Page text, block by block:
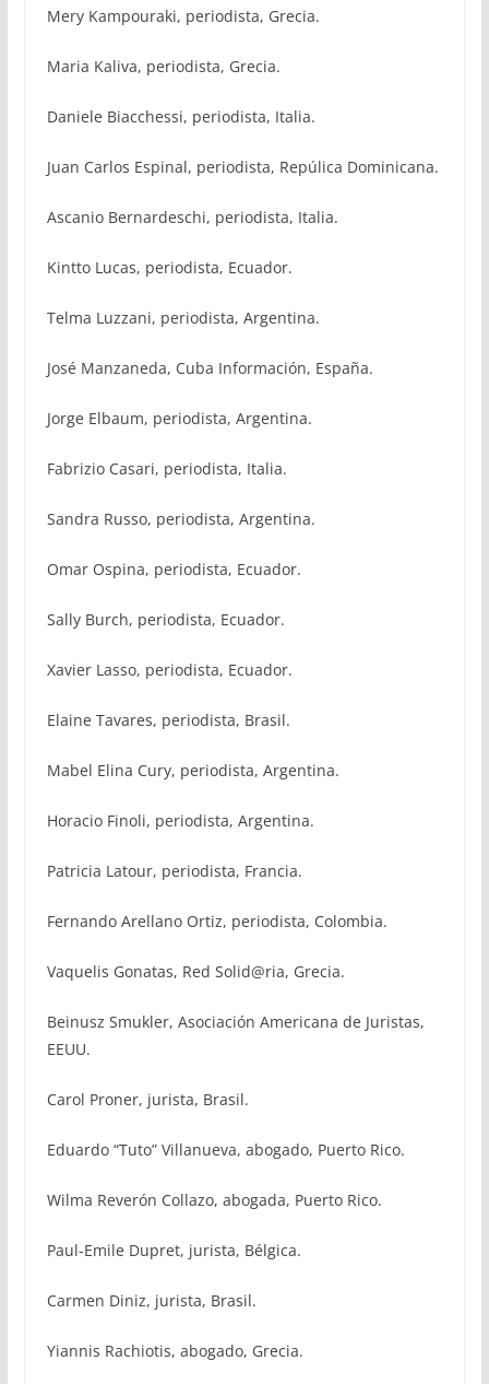
Mery Kampouraki, periodista, Grecia.
Maria Kaliva, periodista, Grecia.
Daniele Biacchessi, periodista, Italia.
Juan Carlos Espinal, periodista, Repúlica Dominicana.
Ascanio Bernardeschi, periodista, Italia.
Kintto Lucas, periodista, Ecuador.
Telma Luzzani, periodista, Argentina.
José Manzaneda, Cuba Información, España.
Jorge Elbaum, periodista, Argentina.
Fabrizio Casari, periodista, Italia.
Sandra Russo, periodista, Argentina.
Omar Ospina, periodista, Ecuador.
Sally Burch, periodista, Ecuador.
Xavier Lasso, periodista, Ecuador.
Elaine Tavares, periodista, Brasil.
Mabel Elina Cury, periodista, Argentina.
Horacio Finoli, periodista, Argentina.
Patricia Latour, periodista, Francia.
Fernando Arellano Ortiz, periodista, Colombia.
Vaquelis Gonatas, Red Solid@ria, Grecia.
Beinusz Smukler, Asociación Americana de Juristas,
EEUU.
Carol Proner, jurista, Brasil.
Eduardo “Tuto” Villanueva, abogado, Puerto Rico.
Wilma Reverón Collazo, abogada, Puerto Rico.
Paul-Emile Dupret, jurista, Bélgica.
Carmen Diniz, jurista, Brasil.
Yiannis Rachiotis, abogado, Grecia.